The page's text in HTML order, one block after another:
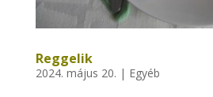
Reggelik
2024. május 20. | Egyéb